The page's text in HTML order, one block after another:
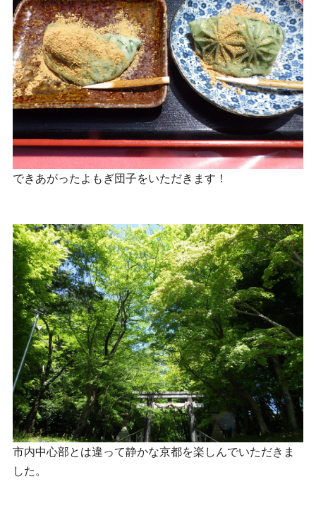
できあがったよもぎ団子をいただきます！
市内中心部とは違って静かな京都を楽しんでいただきま
した。